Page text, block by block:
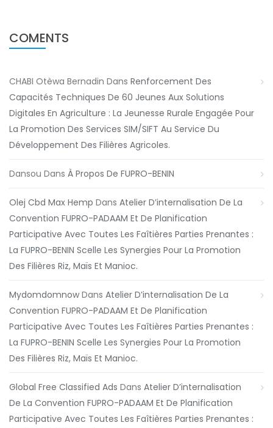
COMENTS
CHABI Otèwa Bernadin Dans Renforcement Des
Capacités Techniques De 60 Jeunes Aux Solutions
Digitales En Agriculture : La Jeunesse Rurale Engagée Pour
La Promotion Des Services SIM/SIFT Au Service Du
Développement Des Filières Agricoles.
Dansou Dans À Propos De FUPRO-BENIN
Olej Cbd Max Hemp Dans Atelier D’internalisation De La
Convention FUPRO-PADAAM Et De Planification
Participative Avec Toutes Les Faîtières Parties Prenantes :
La FUPRO-BENIN Scelle Les Synergies Pour La Promotion
Des Filières Riz, Maïs Et Manioc.
Mydomdomnow Dans Atelier D’internalisation De La
Convention FUPRO-PADAAM Et De Planification
Participative Avec Toutes Les Faîtières Parties Prenantes :
La FUPRO-BENIN Scelle Les Synergies Pour La Promotion
Des Filières Riz, Maïs Et Manioc.
Global Free Classified Ads Dans Atelier D’internalisation
De La Convention FUPRO-PADAAM Et De Planification
Participative Avec Toutes Les Faîtières Parties Prenantes :